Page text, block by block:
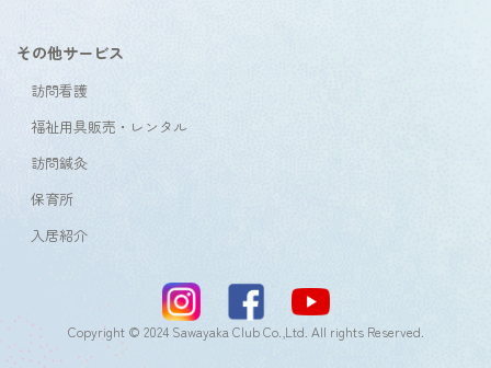
その他サービス
訪問看護
福祉用具販売・レンタル
訪問鍼灸
保育所
入居紹介
Copyright © 2024 Sawayaka Club Co.,Ltd. All rights Reserved.